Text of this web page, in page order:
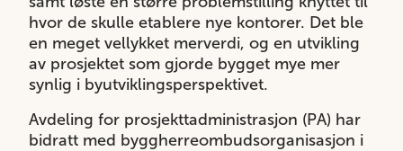
hvor de skulle etablere nye kontorer. Det ble
en meget vellykket merverdi, og en utvikling
av prosjektet som gjorde bygget mye mer
synlig i byutviklingsperspektivet.
Avdeling for prosjekttadministrasjon (PA) har
bidratt med byggherreombudsorganisasjon i